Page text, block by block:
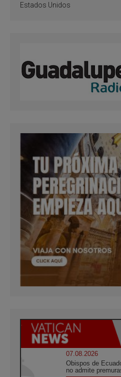
Estados Unidos
07.08.2026
Obispos de
no admite